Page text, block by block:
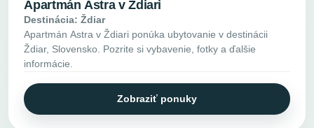
Apartmán Astra v Ždiari
Destinácia: Ždiar
Apartmán Astra v Ždiari ponúka ubytovanie v destinácii
Ždiar, Slovensko. Pozrite si vybavenie, fotky a ďalšie
informácie.
Zobraziť ponuky